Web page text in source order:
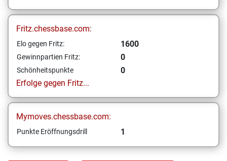
Fritz.chessbase.com:
Elo gegen Fritz: 1600
Gewinnpartien Fritz: 0
Schönheitspunkte
0
Erfolge gegen Fritz...
Mymoves.chessbase.com:
Punkte Eröffnungsdrill 1